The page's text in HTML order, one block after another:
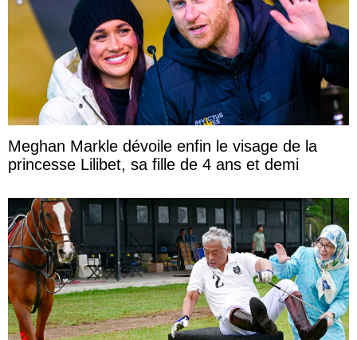
Meghan Markle dévoile enfin le visage de la
princesse Lilibet, sa fille de 4 ans et demi